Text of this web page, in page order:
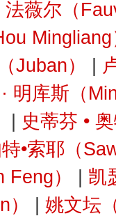
法薇尔（
Mingliang
Juban）
明库斯（
史蒂芬 •
•索耶（
Feng）
凯
姚文坛